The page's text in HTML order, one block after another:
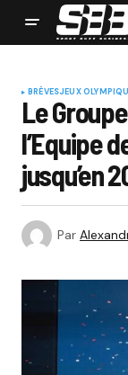
BRÈVESJEUX
Le
l’Equipe
jusqu’en
Par